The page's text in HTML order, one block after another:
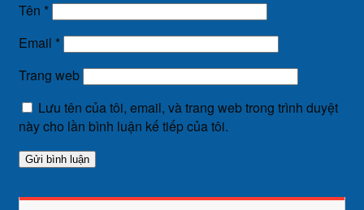
Tên *
Email *
Trang web
Lưu tên của tôi, email, và trang web trong trình duyệt
này cho lần bình luận kế tiếp của tôi.